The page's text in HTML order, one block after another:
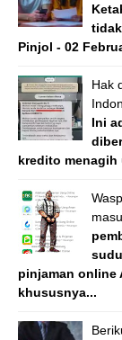
Pinjol - 02
Hak
Ini
kredito
pinjaman online
khususnya...